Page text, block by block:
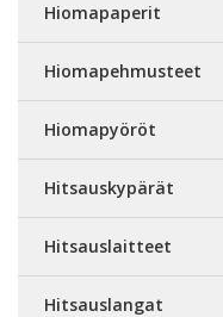
Hiomapaperit
Hiomapehmusteet
Hiomapyöröt
Hitsauskypärät
Hitsauslaitteet
Hitsauslangat